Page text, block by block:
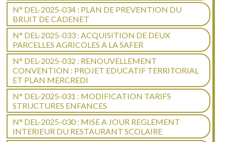
N° DEL-2025-034 : PLAN DE PREVENTION DU
BRUIT DE CADENET
N° DEL-2025-033 : ACQUISITION DE DEUX
PARCELLES AGRICOLES A LA SAFER
N° DEL-2025-032 : RENOUVELLEMENT
CONVENTION : PROJET EDUCATIF TERRITORIAL
ET PLAN MERCREDI
N° DEL-2025-031 : MODIFICATION TARIFS
STRUCTURES ENFANCES
N° DEL-2025-030 : MISE A JOUR REGLEMENT
INTERIEUR DU RESTAURANT SCOLAIRE